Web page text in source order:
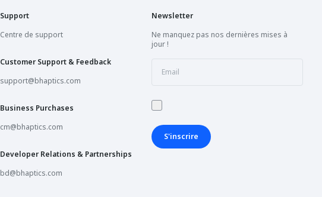
Support
Centre de support
Customer Support & Feedback
support@bhaptics.com
Business Purchases
cm@bhaptics.com
Developer Relations & Partnerships
bd@bhaptics.com
Newsletter
Ne manquez pas nos dernières mises à
jour !
S'inscrire